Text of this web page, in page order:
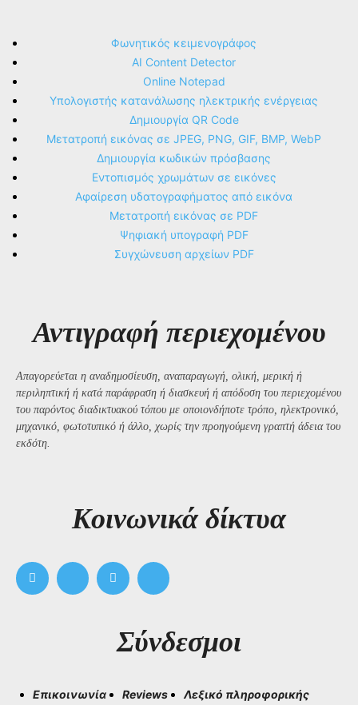
Φωνητικός κειμενογράφος
AI Content Detector
Online Notepad
Υπολογιστής κατανάλωσης ηλεκτρικής ενέργειας
Δημιουργία QR Code
Μετατροπή εικόνας σε JPEG, PNG, GIF, BMP, WebP
Δημιουργία κωδικών πρόσβασης
Εντοπισμός χρωμάτων σε εικόνες
Αφαίρεση υδατογραφήματος από εικόνα
Μετατροπή εικόνας σε PDF
Ψηφιακή υπογραφή PDF
Συγχώνευση αρχείων PDF
Αντιγραφή περιεχομένου
Απαγορεύεται η αναδημοσίευση, αναπαραγωγή, ολική, μερική ή
περιληπτική ή κατά παράφραση ή διασκευή ή απόδοση του περιεχομένου
του παρόντος διαδικτυακού τόπου με οποιονδήποτε τρόπο, ηλεκτρονικό,
μηχανικό, φωτοτυπικό ή άλλο, χωρίς την προηγούμενη γραπτή άδεια του
εκδότη.
Kοινωνικά δίκτυα
Σύνδεσμοι
Επικοινωνία Reviews Λεξικό πληροφορικής